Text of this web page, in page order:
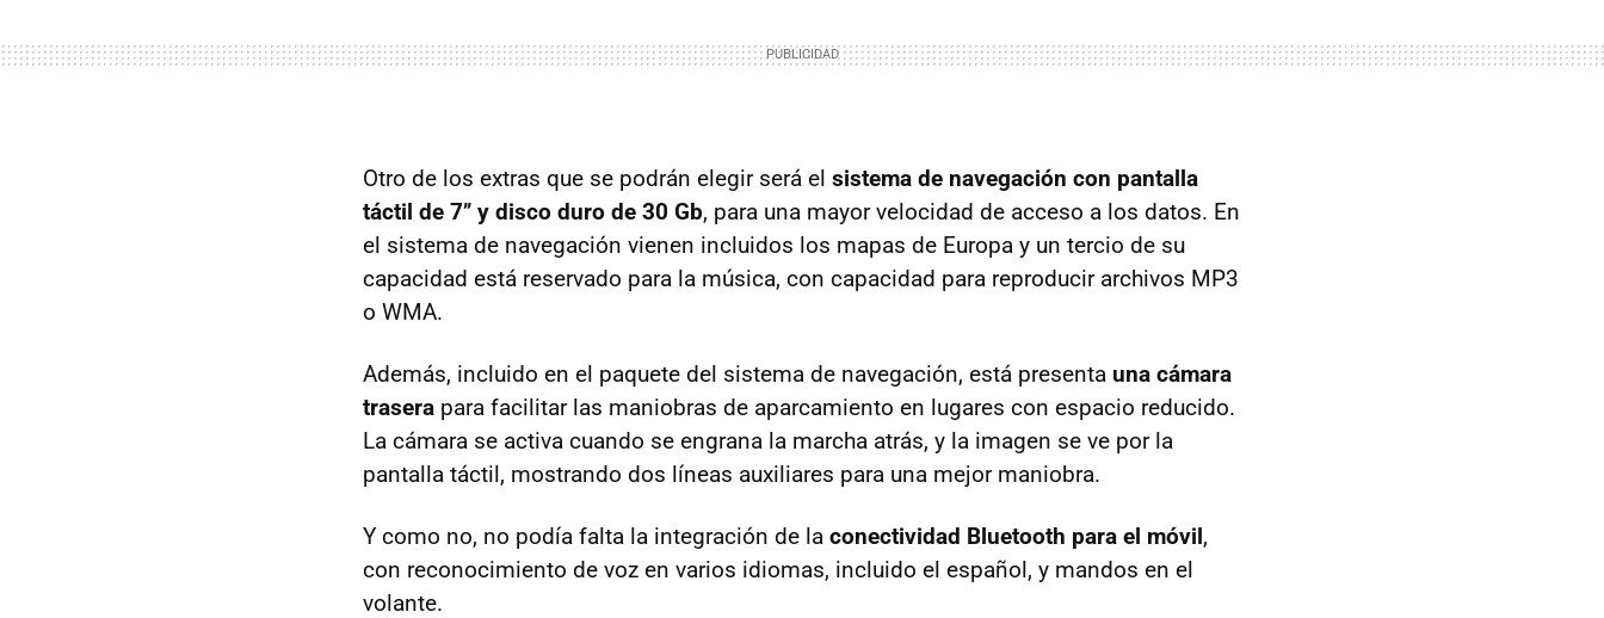
Otro de los extras que se podrán elegir será el sistema de navegación con pantalla
táctil de 7’’ y disco duro de 30 Gb, para una mayor velocidad de acceso a los datos. En
el sistema de navegación vienen incluidos los mapas de Europa y un tercio de su
capacidad está reservado para la música, con capacidad para reproducir archivos MP3
o WMA.
Además, incluido en el paquete del sistema de navegación, está presenta una cámara
trasera para facilitar las maniobras de aparcamiento en lugares con espacio reducido.
La cámara se activa cuando se engrana la marcha atrás, y la imagen se ve por la
pantalla táctil, mostrando dos líneas auxiliares para una mejor maniobra.
Y como no, no podía falta la integración de la conectividad Bluetooth para el móvil,
con reconocimiento de voz en varios idiomas, incluido el español, y mandos en el
volante.